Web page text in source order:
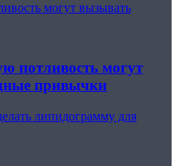
могут вызывать
потливость могут
привычки
липидограмму для